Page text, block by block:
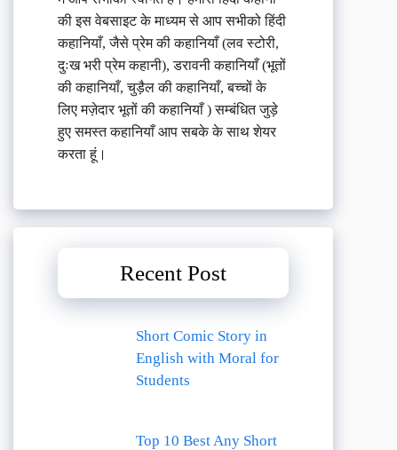
की इस वेबसाइट के माध्यम से आप सभीको हिंदी
कहानियाँ, जैसे प्रेम की कहानियाँ (लव स्टोरी,
दुःख भरी प्रेम कहानी), डरावनी कहानियाँ (भूतों
की कहानियाँ, चुड़ैल की कहानियाँ, बच्चों के
लिए मज़ेदार भूतों की कहानियाँ ) सम्बंधित जुड़े
हुए समस्त कहानियाँ आप सबके के साथ शेयर
करता हूं।
Recent Post
Short Comic Story in
English with Moral for
Students
Top 10 Best Any Short